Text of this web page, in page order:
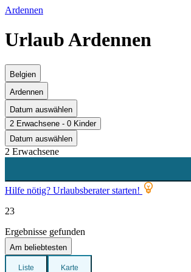
Ardennen
Urlaub Ardennen
Belgien
Ardennen
Datum auswählen
2 Erwachsene - 0 Kinder
Datum auswählen
2 Erwachsene
Hilfe nötig? Urlaubsberater starten!
23
Ergebnisse gefunden
Am beliebtesten
Liste Karte